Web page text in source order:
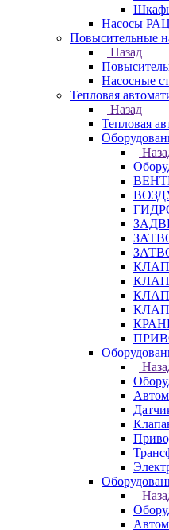
Насосы
Повысительные
Назад
Насосные
Тепловая
Назад
Тепловая